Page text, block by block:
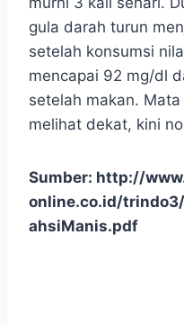
gula darah turun
setelah konsumsi
mencapai 92 mg/dl
setelah makan.
melihat dekat, kini
Sumber: http://
online.co.id/
ahsiManis.pdf